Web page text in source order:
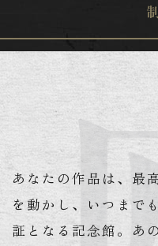
あなたの作品は、最
を動かし、いつまでも
証となる記念館。 あ